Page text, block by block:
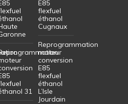
31
E85
flexfuel
éthanol
Cugnaux
Reprogrammation
moteur
conversion
E85
flexfuel
éthanol
L’Isle
Jourdain